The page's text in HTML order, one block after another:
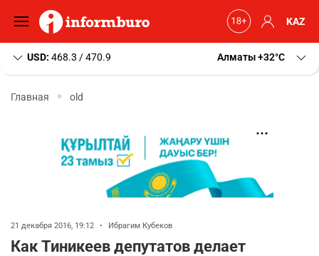
KAZ
USD: 468.3 / 470.9 Алматы+32 C
Главная old
21 декабря 2016, 19:12 • Ибрагим Кубеков
Как Тиникеев депутатов делает